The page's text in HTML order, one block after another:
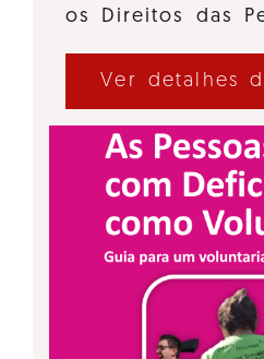
os Direitos das
Ver detalhes